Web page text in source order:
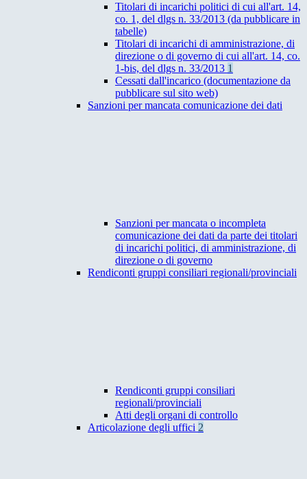
Titolari di incarichi politici di cui all'art. 14,
co. 1, del dlgs n. 33/2013 (da pubblicare in
tabelle)
Titolari di incarichi di amministrazione, di
direzione o di governo di cui all'art. 14, co.
1-bis, del dlgs n. 33/2013 1
Cessati dall'incarico (documentazione da
pubblicare sul sito web)
Sanzioni per mancata comunicazione dei dati
Sanzioni per mancata o incompleta
comunicazione dei dati da parte dei titolari
di incarichi politici, di amministrazione, di
direzione o di governo
Rendiconti gruppi consiliari regionali/provinciali
Rendiconti gruppi consiliari
regionali/provinciali
Atti degli organi di controllo
Articolazione degli uffici 2